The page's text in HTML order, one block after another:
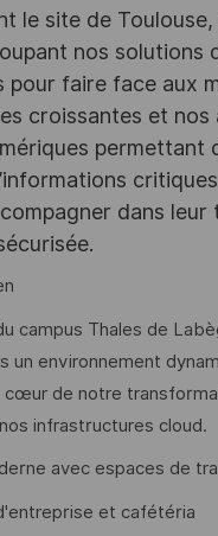
le site de
nos solutions
pour faire face aux
croissantes et
permettant
dans
campus Thales de
un environnement
cœur de notre
infrastructures cloud.
avec espaces de
et cafétéria